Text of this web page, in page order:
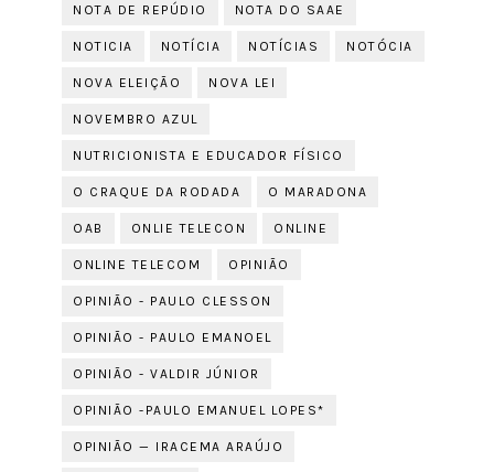
NOTA DE REPÚDIO NOTA DO SAAE
NOTICIA NOTÍCIA NOTÍCIAS NOTÓCIA
NOVA ELEIÇÃO NOVA LEI
NOVEMBRO AZUL
NUTRICIONISTA E EDUCADOR FÍSICO
O CRAQUE DA RODADA O MARADONA
OAB ONLIE TELECON ONLINE
ONLINE TELECOM OPINIÃO
OPINIÃO - PAULO CLESSON
OPINIÃO - PAULO EMANOEL
OPINIÃO - VALDIR JÚNIOR
OPINIÃO -PAULO EMANUEL LOPES*
OPINIÃO — IRACEMA ARAÚJO